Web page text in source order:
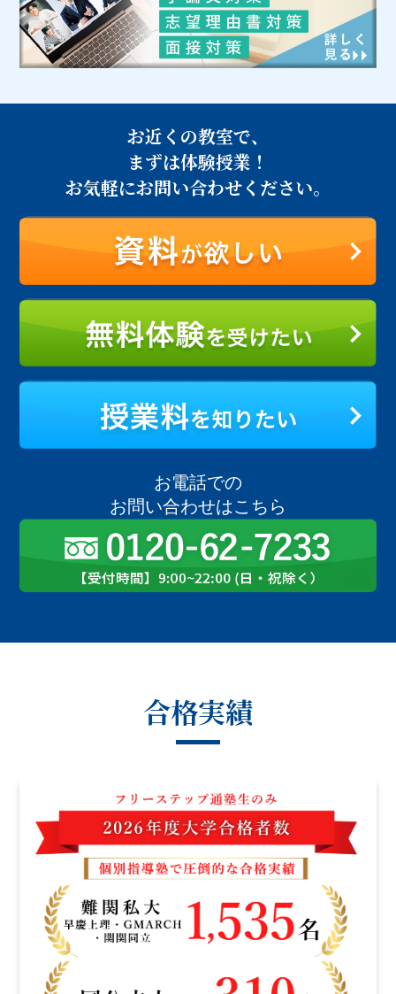
お近くの教室で、
まずは体験授業！
お気軽にお問い合わせください。
お電話での
お問い合わせはこちら
合格実績